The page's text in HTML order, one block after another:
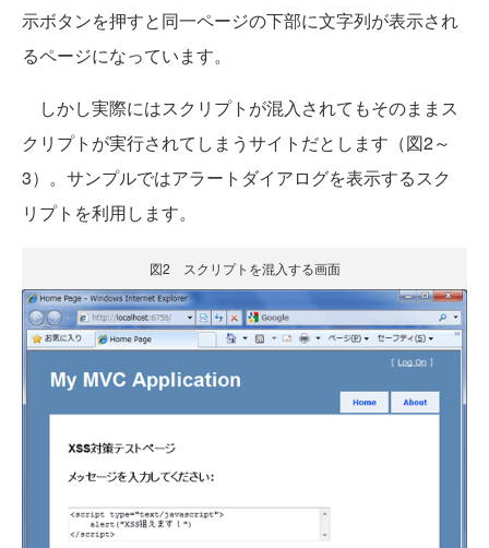
示ボタンを押すと同一ページの下部に文字列が表示され
るページになっています。
しかし実際にはスクリプトが混入されてもそのままス
クリプトが実行されてしまうサイトだとします（図2～
3）。サンプルではアラートダイアログを表示するスク
リプトを利用します。
図2 スクリプトを混入する画面